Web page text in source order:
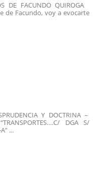
DE FACUNDO QUIROGA
de Facundo, voy a evocarte
Y DOCTRINA –
DGA S/
...